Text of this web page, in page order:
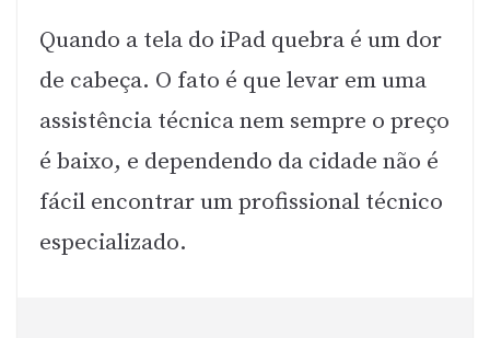
Quando a tela do iPad quebra é um dor
de cabeça. O fato é que levar em uma
assistência técnica nem sempre o preço
é baixo, e dependendo da cidade não é
fácil encontrar um profissional técnico
especializado.